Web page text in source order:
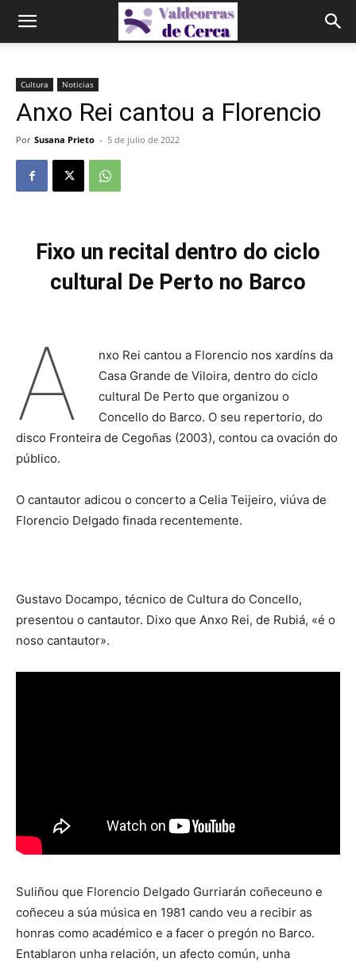
Cultura Noticias
Anxo Rei cantou a Florencio
Por Susana Prieto - 5 de julio de 2022
Fixo un recital dentro do ciclo
cultural De Perto no Barco
A
nxo Rei cantou a Florencio nos xardíns da
Casa Grande de Viloira, dentro do ciclo
cultural De Perto que organizou o
Concello do Barco. O seu repertorio, do
disco Fronteira de Cegoñas (2003), contou ca ovación do
público.
O cantautor adicou o concerto a Celia Teijeiro, viúva de
Florencio Delgado finada recentemente.
Gustavo Docampo, técnico de Cultura do Concello,
presentou o cantautor. Dixo que Anxo Rei, de Rubiá, «é o
noso cantautor».
Suliñou que Florencio Delgado Gurriarán coñeceuno e
coñeceu a súa música en 1981 cando veu a recibir as
honras como académico e a facer o pregón no Barco.
Entablaron unha relación, un afecto común, unha